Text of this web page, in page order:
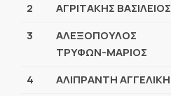
2
ΑΓΡΙΤΑΚΗΣ ΒΑΣΙΛΕΙΟΣ
3
ΑΛΕΞΟΠΟΥΛΟΣ
ΤΡΥΦΩΝ-ΜΑΡΙΟΣ
4
ΑΛΙΠΡΑΝΤΗ ΑΓΓΕΛΙΚΗ